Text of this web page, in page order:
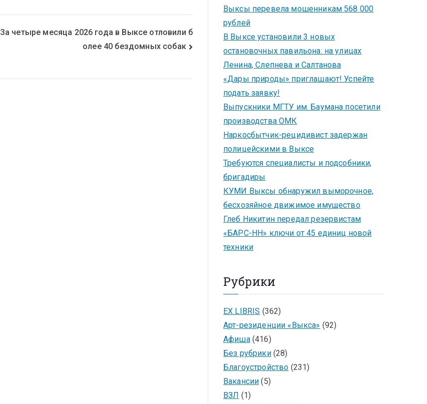
За четыре месяца 2026 года в Выксе отловили б
олее 40 бездомных собак
Выксы перевела мошенникам 568 000
рублей
В Выксе установили 3 новых
остановочных павильона: на улицах
Ленина, Слепнева и Салтанова
«Дары природы» приглашают! Успейте
подать заявку!
Выпускники МГТУ им. Баумана посетили
производства ОМК
Наркосбытчик-рецидивист задержан
полицейскими в Выксе
Требуются специалисты и подсобники,
бригадиры
КУМИ Выксы обнаружил выморочное,
бесхозяйное движимое имущество
Глеб Никитин передал резервистам
«БАРС-НН» ключи от 45 единиц новой
техники
Рубрики
EX LIBRIS (362)
Арт-резиденции «Выкса» (92)
Афиша(416)
Без рубрики(28)
Благоустройство (231)
Вакансии (5)
ВЗЛ (1)